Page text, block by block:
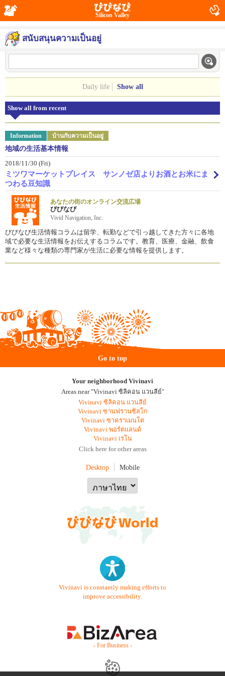
Silicon Valley
สนับสนุนความเป็นอยู่
Daily life Show all
Show all from recent
Information บ้านกับความเป็นอยู่
地域の生活基本情報
2018/11/30 (Fri)
ミツワマーケットプレイス サンノゼ店よりお酒とお米にま
つわる豆知識
あなたの街のオンライン交流広場
びびなび
Vivid Navigation, Inc.
びびなび生活情報コラムは留学、転勤などで引っ越してきた方々に各地
域で必要な生活情報をお伝えするコラムです。教育、医療、金融、飲食
業など様々な種類の専門家が生活に必要な情報を提供します。
Go to top
Your neighborhood Vivinavi
Areas near "Vivinavi ซิลิคอน แวนลีย์"
Vivinavi ซิลิคอน แวนลีย์
Vivinavi ซานฟรานซิสโก
Vivinavi ซาคราเมนโต
Vivinavi พอร์ตแลนด์
Vivinavi เรโน
Click here for other areas
Desktop Mobile
Vivinavi is constantly making efforts to
improve accessibility.
- For Business -